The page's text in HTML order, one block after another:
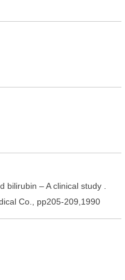
– A clinical study .
Co., pp205-209,1990